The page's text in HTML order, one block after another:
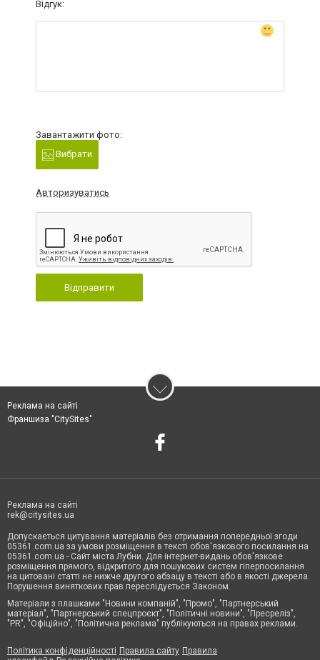
Відгук:
Завантажити фото:
Вибрати
Авторизуватись
Відправити
Реклама на сайті
Франшиза "CitySites"
Реклама на сайті
rek@citysites.ua
Допускається цитування матеріалів без отримання попередньої згоди
05361.com.ua за умови розміщення в тексті обов'язкового посилання на
05361.com.ua - Сайт міста Лубни. Для інтернет-видань обов'язкове
розміщення прямого, відкритого для пошукових систем гіперпосилання
на цитовані статті не нижче другого абзацу в тексті або в якості джерела.
Порушення виняткових прав переслідується Законом.
Матеріали з плашками "Новини компаній", "Промо", "Партнерський
матеріал", "Партнерський спецпроєкт", "Політичні новини", "Пресреліз",
"PR", "Офіційно", "Політична реклама" публікуються на правах реклами.
Політика конфіденційності Правила сайту Правила